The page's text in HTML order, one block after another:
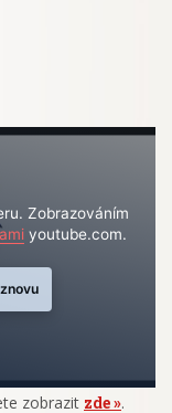
Zobrazováním
youtube.com.
zobrazit zde .